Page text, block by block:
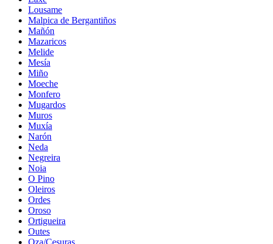
Lousame
Malpica de Bergantiños
Mañón
Mazaricos
Melide
Mesía
Miño
Moeche
Monfero
Mugardos
Muros
Muxía
Narón
Neda
Negreira
Noia
O Pino
Oleiros
Ordes
Oroso
Ortigueira
Outes
Oza/Cesuras